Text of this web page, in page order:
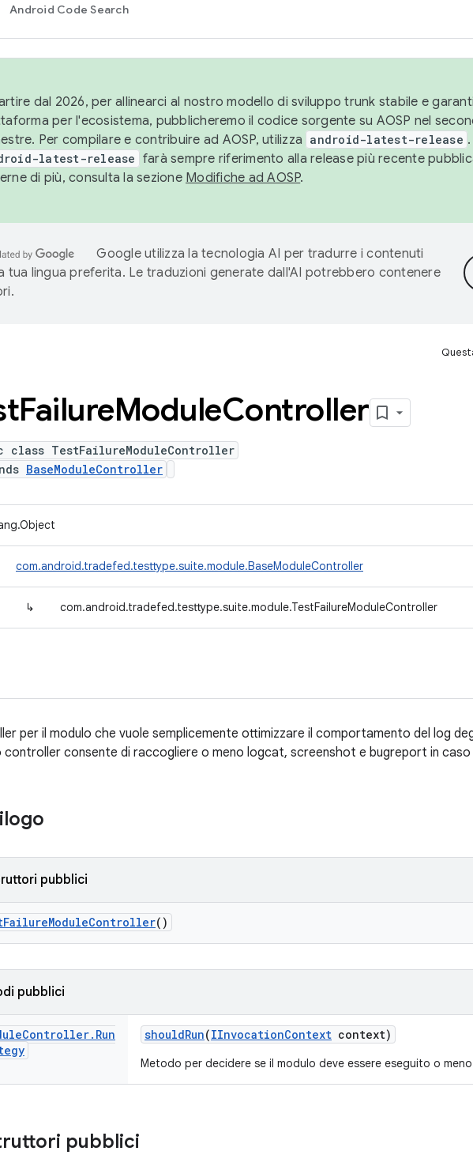
Android Code Search
dal 2026, per allinearci al nostro modello di sviluppo trunk stabile e
per l'ecosistema, pubblicheremo il codice sorgente su AOSP nel
Per compilare e contribuire ad AOSP, utilizza android-latest-release
latest-release farà sempre riferimento alla release più recente
di più, consulta la sezione Modifiche ad AOSP.
Google utilizza la tecnologia AI per tradurre i contenuti
tua lingua preferita. Le traduzioni generate dall'AI potrebbero contenere
FailureModuleController
class TestFailureModuleController
BaseModuleController
com.android.tradefed.testtype.suite.module.BaseModuleController
↳ com.android.tradefed.testtype.suite.module.TestFailureModuleController
per il modulo che vuole semplicemente ottimizzare il comportamento del log
controller consente di raccogliere o meno logcat, screenshot e bugreport in
pubblici
FailureModuleController()
pubblici
Controller. Run
shouldRun(IInvocationContext context)
Metodo per decidere se il modulo deve essere eseguito o
pubblici